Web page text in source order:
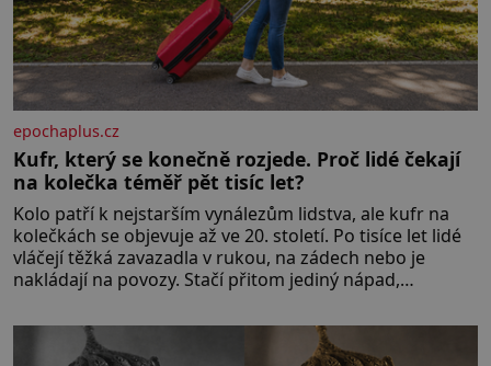
epochaplus.cz
Kufr, který se konečně rozjede. Proč lidé čekají
na kolečka téměř pět tisíc let?
Kolo patří k nejstarším vynálezům lidstva, ale kufr na
kolečkách se objevuje až ve 20. století. Po tisíce let lidé
vláčejí těžká zavazadla v rukou, na zádech nebo je
nakládají na povozy. Stačí přitom jediný nápad,
dlouho nedostane. Až jednou se na letišti ozve věta,
která změní